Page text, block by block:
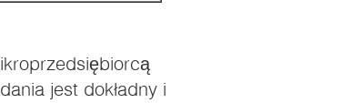
jest dokładny i